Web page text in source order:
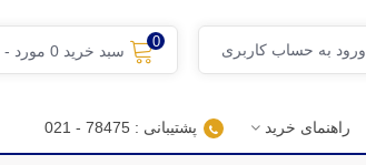
ورود به حساب کاربری
0
سبد خرید 0 مورد -
راهنمای خرید پشتیبانی : 78475 - 021